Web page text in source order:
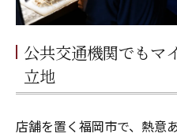
公共交通機関でもマ
立地
店舗を置く福岡市で、熱意